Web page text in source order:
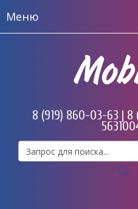
Меню
8 (919) 860-03-63 |